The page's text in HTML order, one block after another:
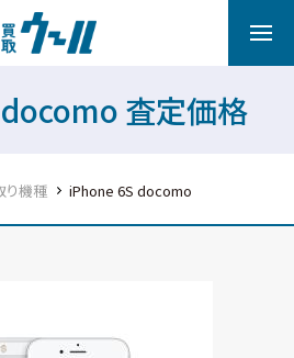
査定価格
り機種 iPhone 6S docomo